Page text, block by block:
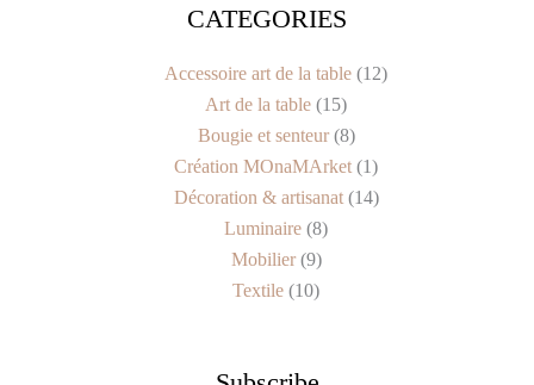
CATEGORIES
Accessoire art de la table 12
Art de la table 15
15
Bougie et senteur 8
Création MOnaMArket 1
Décoration & artisanat 14
Luminaire 8
8
Mobilier 9
9
Textile 10
10